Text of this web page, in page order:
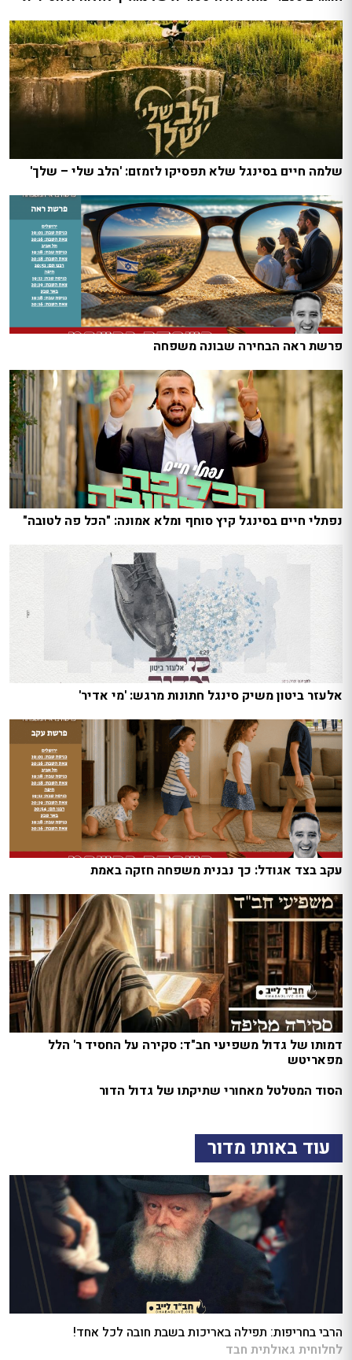
שלמה חיים בסינגל שלא תפסיקו לזמזם: 'הלב שלי – שלך'
פרשת ראה הבחירה שבונה משפחה
נפתלי חיים בסינגל קיץ סוחף ומלא אמונה: "הכל פה לטובה"
אלעזר ביטון משיק סינגל חתונות מרגש: 'מי אדיר'
עקב בצד אגודל: כך נבנית משפחה חזקה באמת
דמותו של גדול משפיעי חב"ד: סקירה על החסיד ר' הלל
מפאריטש
הסוד המטלטל מאחורי שתיקתו של גדול הדור
עוד באותו מדור
הרבי בחריפות: תפילה באריכות בשבת חובה לכל אחד!
לחלוחית גאולתית חבד